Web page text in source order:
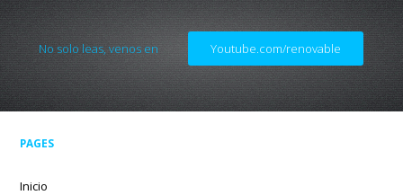
No solo leas, venos en Youtube.com/renovable
PAGES
Inicio